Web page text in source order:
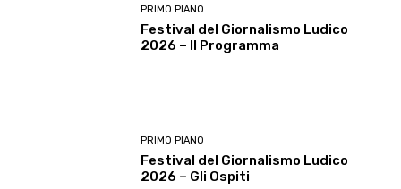
PRIMO PIANO
Festival del Giornalismo Ludico
2026 – Il Programma
PRIMO PIANO
Festival del Giornalismo Ludico
2026 – Gli Ospiti